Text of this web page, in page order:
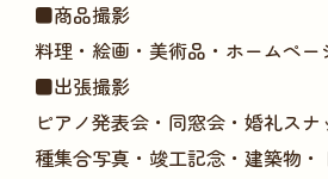
■商品撮影
料理・絵画・美術品・ホームペー
■出張撮影
ピアノ発表会・同窓会・婚礼ス
種集合写真・竣工記念・建築物